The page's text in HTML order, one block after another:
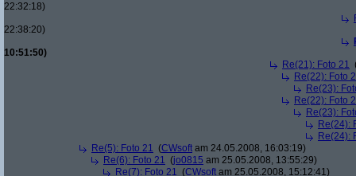
22:32:18)
22:38:20)
10:51:50)
Re(21): Foto 21
Re(22): Foto
Re(23):
Re(22): Foto
Re(23):
Re(24):
Re(24):
Re(5): Foto 21 (CWsoft am 24.05.2008, 16:03:19)
Re(6): Foto 21 (jo0815 am 25.05.2008, 13:55:29)
Re(7): Foto 21 (CWsoft am 25.05.2008, 15:12:41)